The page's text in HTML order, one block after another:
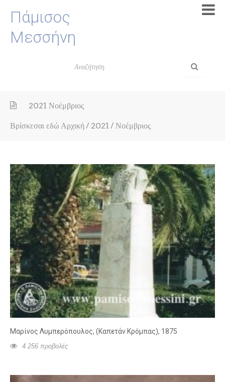
Πάμισος
Μεσσήνη
2021 Νοέμβριος
Βρίσκεσαι εδώ Αρχική/ 2021 / Νοέμβριος
Μαρίνος Λυμπερόπουλος, (Καπετάν Κρόμπας), 1875
4 256 προβολές